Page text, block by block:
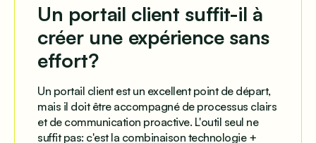
Un portail client suffit-il à
créer une expérience sans
effort?
Un portail client est un excellent point de départ,
mais il doit être accompagné de processus clairs
et de communication proactive. L'outil seul ne
suffit pas: c'est la combinaison technologie +